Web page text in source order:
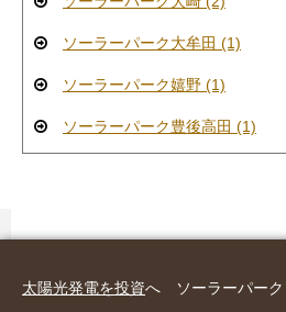
ソーラーパーク大牟田 (1)
ソーラーパーク嬉野 (1)
ソーラーパーク豊後高田 (1)
太陽光発電を投資へ ソーラーパーク